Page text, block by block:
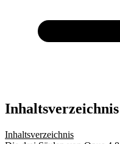
Inhaltsverzeichnis
Inhaltsverzeichnis